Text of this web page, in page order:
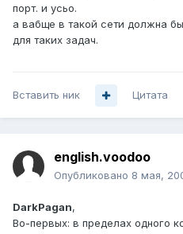
порт. и усьо.
а вабще в такой сети должна
для таких задач.
Вставить ник Цитата
english.voodoo
Опубликовано 8 мая,
DarkPagan,
Во-первых: в пределах одного